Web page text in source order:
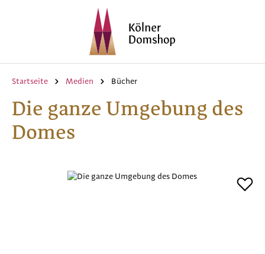
Zum Hauptinhalt springen
Startseite Medien Bücher
Die ganze Umgebung des
Domes
Bildergalerie überspringen